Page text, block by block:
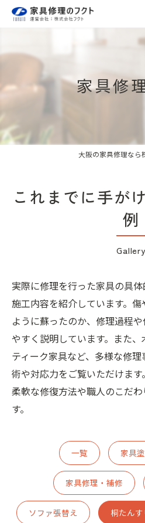
家具修
大阪の家具修理なら
これまでに手が
例
Gallery
実際に修理を行った家具の具
施工内容を紹介しています。
ように蘇ったのか、修理過程
やすく説明しています。また
ティーク家具など、多様な修
術や対応力をご覧いただけま
柔軟な修復方法や職人のこだ
す。
一覧 家具
家具修理・補修
ソファ張替え 桐たん